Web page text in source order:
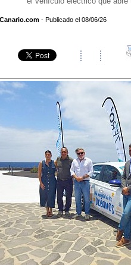
- Publicado el 08/06/26